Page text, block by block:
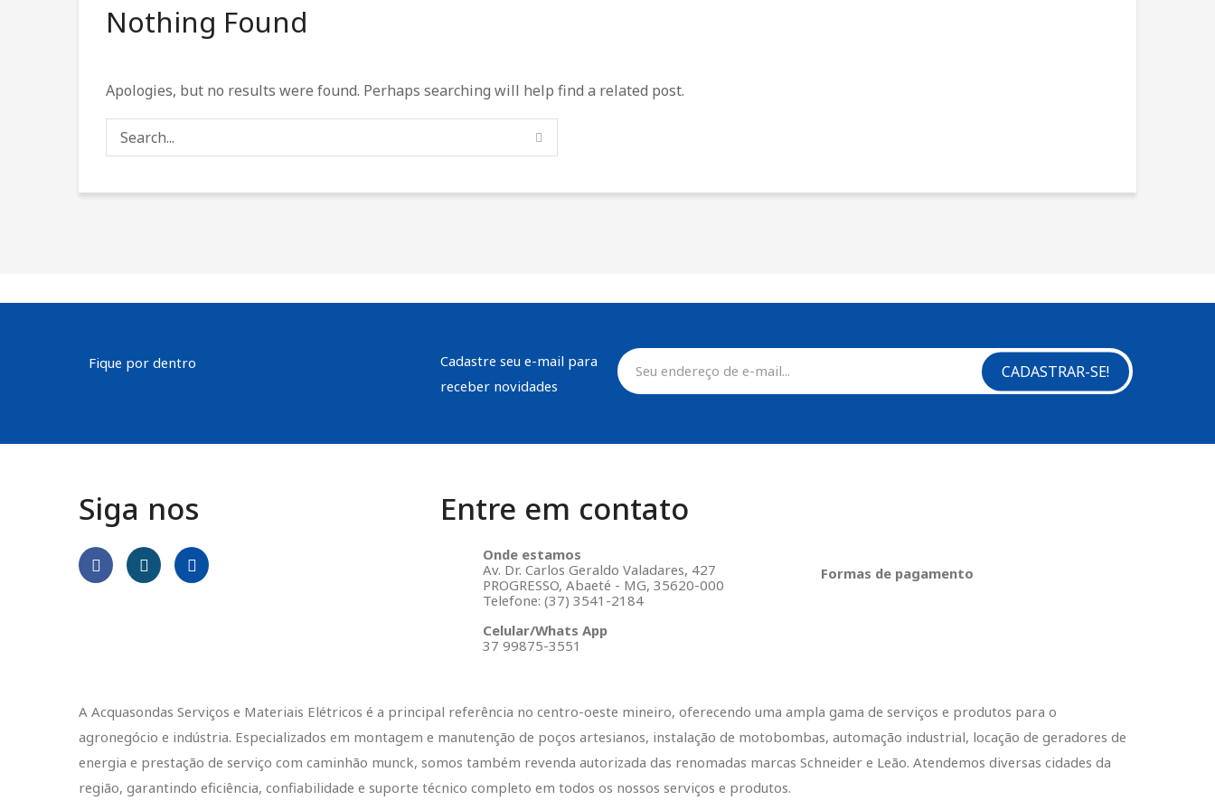
Nothing Found
Apologies, but no results were found. Perhaps searching will help find a related post.
Fique por dentro
Cadastre seu e-mail para
receber novidades
CADASTRAR-SE!
Siga nos Entre em contato
Onde estamos
Av. Dr. Carlos Geraldo Valadares, 427
PROGRESSO, Abaeté - MG, 35620-000
Telefone: (37) 3541-2184
Celular/Whats App
37 99875-3551
Formas de pagamento
A Acquasondas Serviços e Materiais Elétricos é a principal referência no centro-oeste mineiro, oferecendo uma ampla gama de serviços e produtos para o
agronegócio e indústria. Especializados em montagem e manutenção de poços artesianos, instalação de motobombas, automação industrial, locação de geradores de
energia e prestação de serviço com caminhão munck, somos também revenda autorizada das renomadas marcas Schneider e Leão. Atendemos diversas cidades da
região, garantindo eficiência, confiabilidade e suporte técnico completo em todos os nossos serviços e produtos.